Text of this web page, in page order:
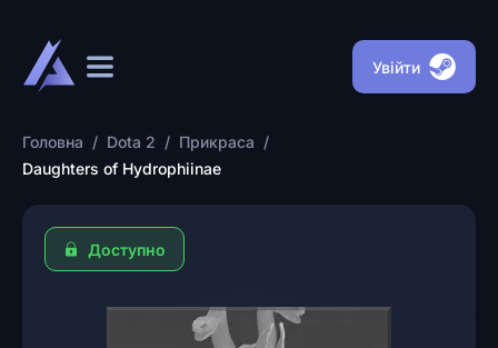
Увійти
Головна / Dota 2 / Прикраса /
Daughters of Hydrophiinae
Доступно